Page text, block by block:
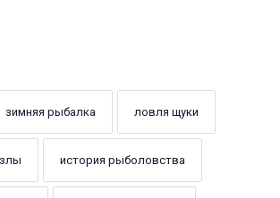
зимняя рыбалка ловля щуки
история рыболовства